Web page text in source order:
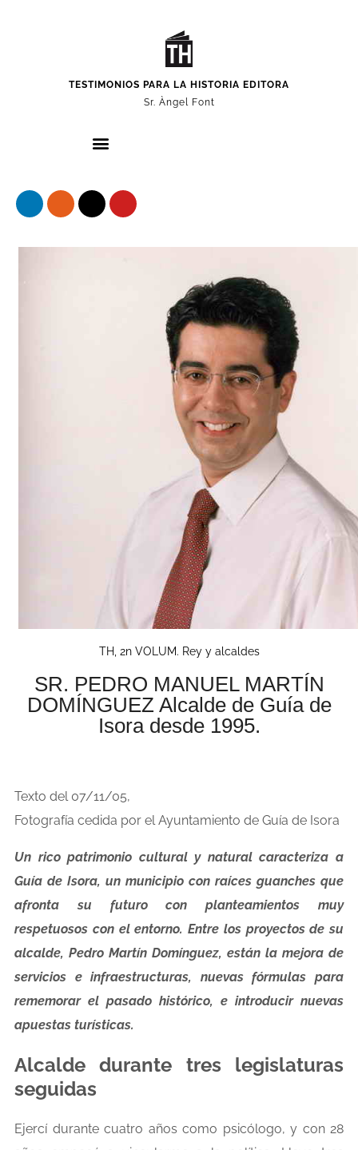
TESTIMONIOS PARA LA HISTORIA EDITORA
Sr. Àngel Font
TH, 2n VOLUM. Rey y alcaldes
SR. PEDRO MANUEL MARTÍN
DOMÍNGUEZ Alcalde de Guía de
Isora desde 1995.
Texto del 07/11/05,
Fotografía cedida por el Ayuntamiento de Guía de Isora
Un rico patrimonio cultural y natural caracteriza a
Guía de Isora, un municipio con raíces guanches que
afronta su futuro con planteamientos muy
respetuosos con el entorno. Entre los proyectos de su
alcalde, Pedro Martín Domínguez, están la mejora de
servicios e infraestructuras, nuevas fórmulas para
rememorar el pasado histórico, e introducir nuevas
apuestas turísticas.
Alcalde durante tres legislaturas
seguidas
Ejercí durante cuatro años como psicólogo, y con 28